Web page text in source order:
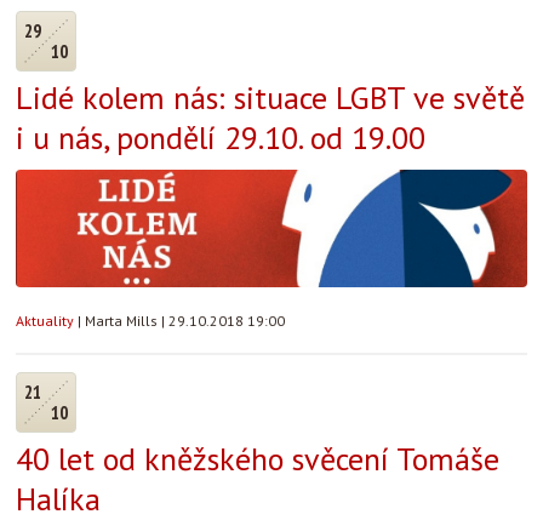
29
10
Lidé kolem nás: situace LGBT ve světě
i u nás, pondělí 29.10. od 19.00
Aktuality | Marta Mills | 29.10.2018 19:00
21
10
40 let od kněžského svěcení Tomáše
Halíka